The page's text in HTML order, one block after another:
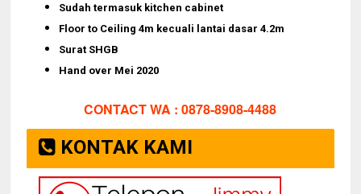
Sudah termasuk kitchen cabinet
Floor to Ceiling 4m kecuali lantai dasar 4.2m
Surat SHGB
Hand over Mei 2020
CONTACT WA : 0878-8908-4488
KONTAK KAMI